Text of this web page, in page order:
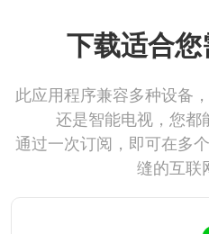
下载适合
此应用程序兼容多种设备
还是智能电视，您都
通过一次订阅，即可在多
缝的互联